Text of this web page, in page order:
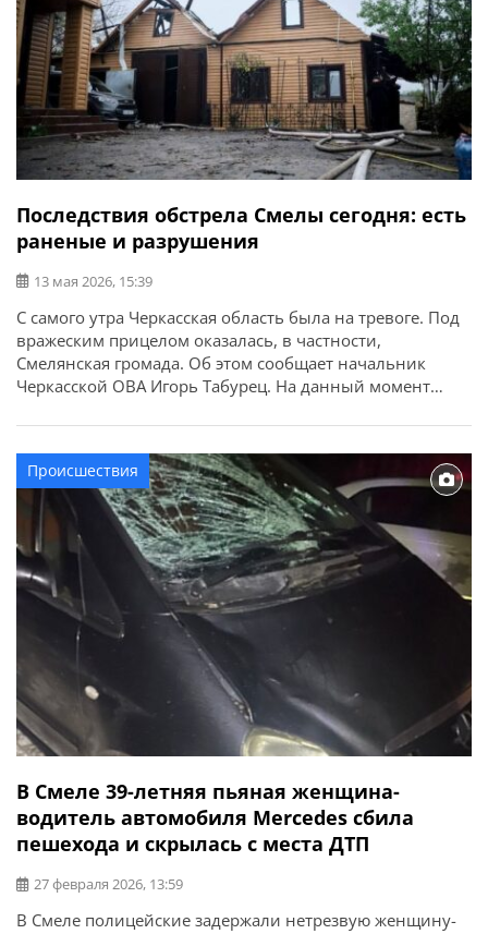
Последствия обстрела Смелы сегодня: есть
раненые и разрушения
13 мая 2026, 15:39
С самого утра Черкасская область была на тревоге. Под
вражеским прицелом оказалась, в частности,
Смелянская громада. Об этом сообщает начальник
Черкасской ОВА Игорь Табурец. На данный момент
в городе Смела и соседних селах. Речь идет о жилой
инфраструктуре. Есть трое травмированных: двое –
тяжелые, один – средней тяжести. […]
Происшествия
В Смеле 39-летняя пьяная женщина-
водитель автомобиля Mercedes сбила
пешехода и скрылась с места ДТП
27 февраля 2026, 13:59
В Смеле полицейские задержали нетрезвую женщину-